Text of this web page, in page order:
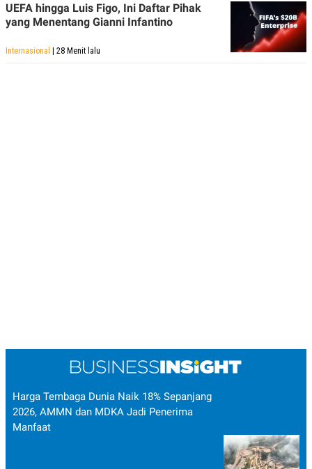
UEFA hingga Luis Figo, Ini Daftar Pihak
yang Menentang Gianni Infantino
Internasional | 28 Menit lalu
Harga Tembaga Dunia Naik 18% Sepanjang
2026, AMMN dan MDKA Jadi Penerima
Manfaat